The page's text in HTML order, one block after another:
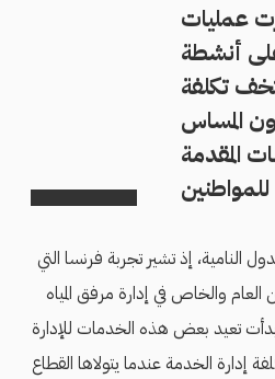
عمليات
أنشطة
تكلفة
المساس
المقدمة
للمواطنين
النامية، إذ تشير تجربة فرنسا التي
العام والخاص في إدارة مرفق المياه
تعيد بعض هذه الخدمات للإدارة
إدارة الخدمة عندما يتولاها القطاع